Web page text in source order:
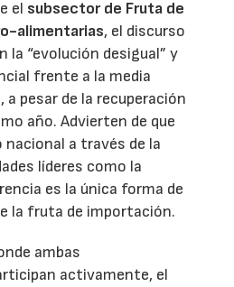
el subsector de Fruta de
alimentarias, el discurso
la “evolución desigual” y
frente a la media
pesar de la recuperación
año. Advierten de que
nacional a través de la
líderes como la
es la única forma de
la fruta de importación.
ambas
activamente, el